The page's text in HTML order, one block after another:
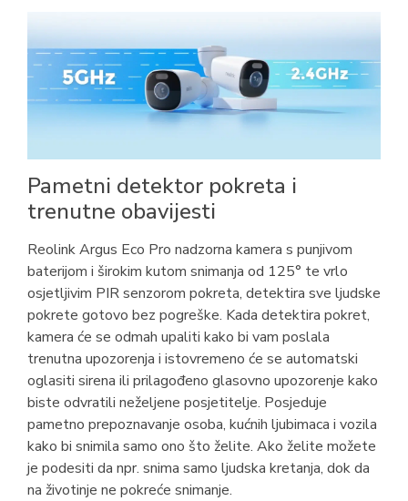
Pametni detektor pokreta i
trenutne obavijesti
Reolink Argus Eco Pro nadzorna kamera s punjivom
baterijom i širokim kutom snimanja od 125° te vrlo
osjetljivim PIR senzorom pokreta, detektira sve ljudske
pokrete gotovo bez pogreške. Kada detektira pokret,
kamera će se odmah upaliti kako bi vam poslala
trenutna upozorenja i istovremeno će se automatski
oglasiti sirena ili prilagođeno glasovno upozorenje kako
biste odvratili neželjene posjetitelje. Posjeduje
pametno prepoznavanje osoba, kućnih ljubimaca i vozila
kako bi snimila samo ono što želite. Ako želite možete
je podesiti da npr. snima samo ljudska kretanja, dok da
na životinje ne pokreće snimanje.